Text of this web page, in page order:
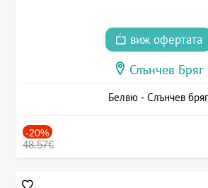
виж офертата
Слънчев Бряг
Белвю - Слънчев бряг
-20%
48.57€